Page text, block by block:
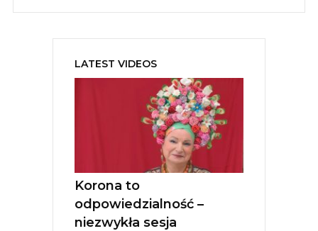
A
LATEST VIDEOS
Korona to
odpowiedzialność –
niezwykła sesja